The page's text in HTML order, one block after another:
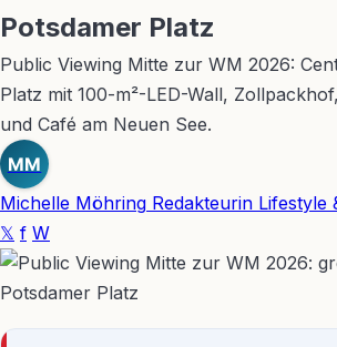
Potsdamer Platz
Public Viewing Mitte zur WM 2026:
Platz mit 100-m²-LED-Wall,
und Café am Neuen See.
MM
Michelle Möhring Redakteurin Lifestyle
𝕏 f W